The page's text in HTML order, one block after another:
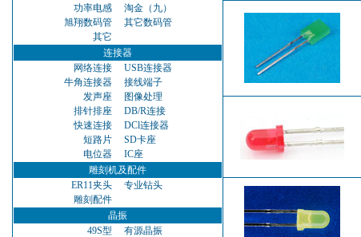
功率电感
淘金（九）
旭翔数码管
其它数码管
其它
连接器
网络连接
USB连接器
牛角连接器
接线端子
发声座
图像处理
排针排座
DB/R连接
快速连接
DCl连接器
短路片
SD卡座
电位器
IC座
雕刻机及配件
ER11夹头
专业钻头
雕刻配件
晶振
49S型
有源晶振